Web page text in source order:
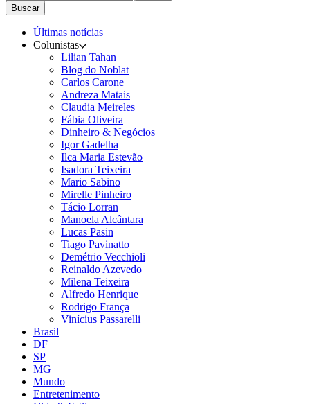
Buscar
Últimas notícias
Colunistas
Lilian Tahan
Blog do Noblat
Carlos Carone
Andreza Matais
Claudia Meireles
Fábia Oliveira
Dinheiro & Negócios
Igor Gadelha
Ilca Maria Estevão
Isadora Teixeira
Mario Sabino
Mirelle Pinheiro
Tácio Lorran
Manoela Alcântara
Lucas Pasin
Tiago Pavinatto
Demétrio Vecchioli
Reinaldo Azevedo
Milena Teixeira
Alfredo Henrique
Rodrigo França
Vinícius Passarelli
Brasil
DF
SP
MG
Mundo
Entretenimento